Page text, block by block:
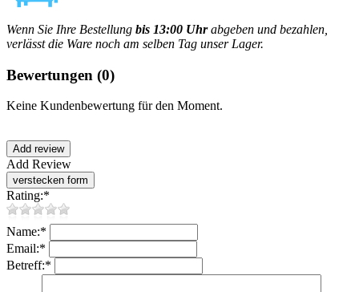
Wenn Sie Ihre Bestellung bis 13:00 Uhrabgeben und bezahlen,
verlässt die Ware noch am selben Tag unser Lager.
Bewertungen (0)
Keine Kundenbewertung für den Moment.
Add Review
Rating:*
Name:*
Email:*
Betreff:*